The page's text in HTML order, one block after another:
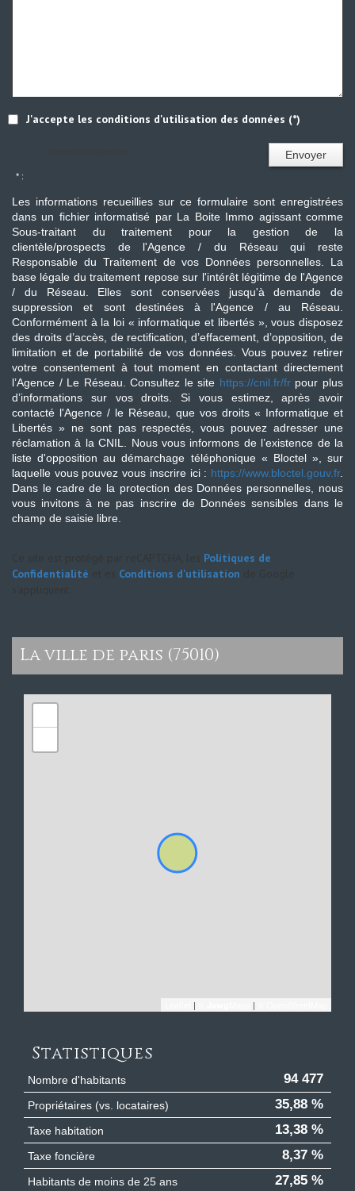
J'accepte les conditions d'utilisation des données (*)
Envoyer
* :
Les informations recueillies sur ce formulaire sont enregistrées
dans un fichier informatisé par La Boite Immo agissant comme
Sous-traitant du traitement pour la gestion de la
clientèle/prospects de l'Agence / du Réseau qui reste
Responsable du Traitement de vos Données personnelles. La
base légale du traitement repose sur l'intérêt légitime de l'Agence
/ du Réseau. Elles sont conservées jusqu'à demande de
suppression et sont destinées à l'Agence / au Réseau.
Conformément à la loi « informatique et libertés », vous disposez
des droits d’accès, de rectification, d’effacement, d’opposition, de
limitation et de portabilité de vos données. Vous pouvez retirer
votre consentement à tout moment en contactant directement
l’Agence / Le Réseau. Consultez le site https://cnil.fr/frpour plus
d’informations sur vos droits. Si vous estimez, après avoir
contacté l'Agence / le Réseau, que vos droits « Informatique et
Libertés » ne sont pas respectés, vous pouvez adresser une
réclamation à la CNIL. Nous vous informons de l’existence de la
liste d'opposition au démarchage téléphonique « Bloctel », sur
laquelle vous pouvez vous inscrire ici : https://www.bloctel.gouv.fr.
Dans le cadre de la protection des Données personnelles, nous
vous invitons à ne pas inscrire de Données sensibles dans le
champ de saisie libre.
Politiques de
Confidentialité
Conditions d'utilisation
la ville de paris (75010)
| |
Statistiques
Nombre d'habitants 94 477
Propriétaires (vs. locataires) 35,88 %
Taxe habitation 13,38 %
Taxe foncière 8,37 %
Habitants de moins de 25 ans 27,85 %